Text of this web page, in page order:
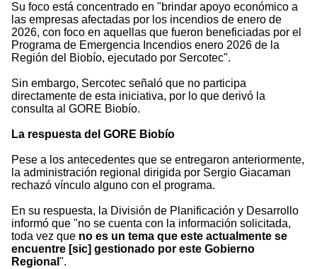
Su foco está concentrado en "brindar apoyo económico a
las empresas afectadas por los incendios de enero de
2026, con foco en aquellas que fueron beneficiadas por el
Programa de Emergencia Incendios enero 2026 de la
Región del Biobío, ejecutado por Sercotec".
Sin embargo, Sercotec señaló que no participa
directamente de esta iniciativa, por lo que derivó la
consulta al GORE Biobío.
La respuesta del GORE Biobío
Pese a los antecedentes que se entregaron anteriormente,
la administración regional dirigida por Sergio Giacaman
rechazó vínculo alguno con el programa.
En su respuesta, la División de Planificación y Desarrollo
informó que "no se cuenta con la información solicitada,
toda vez que no es un tema que este actualmente se
encuentre [sic] gestionado por este Gobierno
Regional ".